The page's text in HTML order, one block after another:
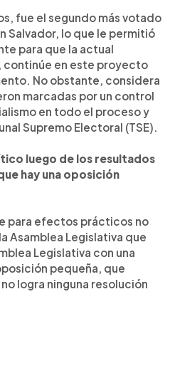
fue el segundo más votado
Salvador, lo que le permitió
para que la actual
continúe en este proyecto
No obstante, considera
marcadas por un control
en todo el proceso y
Supremo Electoral (TSE).
luego de los resultados
hay una oposición
para efectos prácticos no
Asamblea Legislativa que
Legislativa con una
pequeña, que
logra ninguna resolución